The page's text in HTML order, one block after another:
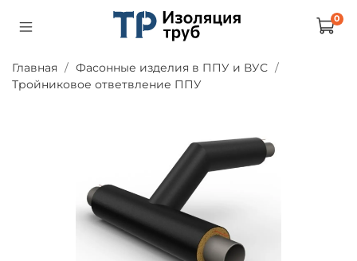
0
Главная
Фасонные изделия в ППУ и ВУС
Тройниковое ответвление ППУ